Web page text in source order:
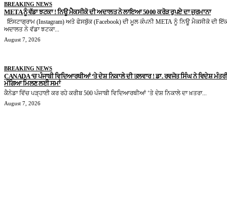
BREAKING NEWS
META ਨੂੰ ਵੱਡਾ ਝਟਕਾ ! ਨਿਊ ਮੈਕਸੀਕੋ ਦੀ ਅਦਾਲਤ ਨੇ ਲਾਇਆ 5000 ਕਰੋੜ ਰੁਪਏ ਦਾ ਜੁਰਮਾਨਾ
ਇੰਸਟਾਗ੍ਰਾਮ (Instagram) ਅਤੇ ਫੇਸਬੁੱਕ (Facebook) ਦੀ ਮੂਲ ਕੰਪਨੀ META ਨੂੰ ਨਿਊ ਮੈਕਸੀਕੋ ਦੀ
ਅਦਾਲਤ ਨੇ ਵੱਡਾ ਝਟਕਾ...
August 7, 2026
BREAKING NEWS
CANADA ‘ਚ ਪੰਜਾਬੀ ਵਿਦਿਆਰਥੀਆਂ ‘ਤੇ ਦੇਸ਼ ਨਿਕਾਲੇ ਦੀ ਤਲਵਾਰ ! ਡਾ. ਰਵਜੋਤ ਸਿੰਘ ਨੇ ਵਿਦੇਸ਼
ਮੰਗਿਆ ਮਿਲਣ ਲਈ ਸਮਾਂ
ਕੈਨੇਡਾ ਵਿੱਚ ਪੜ੍ਹਾਈ ਕਰ ਰਹੇ ਕਰੀਬ 500 ਪੰਜਾਬੀ ਵਿਦਿਆਰਥੀਆਂ ‘ਤੇ ਦੇਸ਼ ਨਿਕਾਲੇ ਦਾ ਖ਼ਤਰਾ...
August 7, 2026